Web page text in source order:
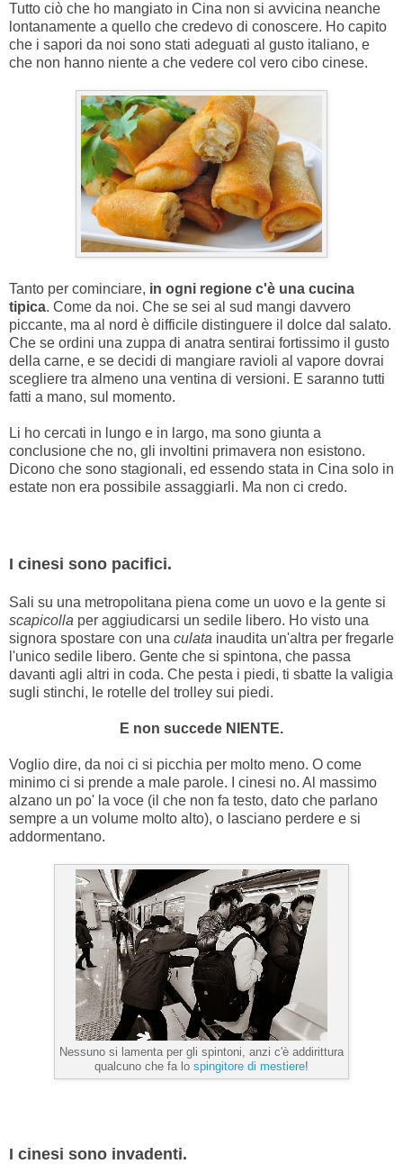
Tutto ciò che ho mangiato in Cina non si avvicina neanche
lontanamente a quello che credevo di conoscere. Ho capito
che i sapori da noi sono stati adeguati al gusto italiano, e
che non hanno niente a che vedere col vero cibo cinese.
Tanto per cominciare, in ogni regione c'è una cucina
tipica. Come da noi. Che se sei al sud mangi davvero
piccante, ma al nord è difficile distinguere il dolce dal salato.
Che se ordini una zuppa di anatra sentirai fortissimo il gusto
della carne, e se decidi di mangiare ravioli al vapore dovrai
scegliere tra almeno una ventina di versioni. E saranno tutti
fatti a mano, sul momento.
Li ho cercati in lungo e in largo, ma sono giunta a
conclusione che no, gli involtini primavera non esistono.
Dicono che sono stagionali, ed essendo stata in Cina solo in
estate non era possibile assaggiarli. Ma non ci credo.
I cinesi sono pacifici.
Sali su una metropolitana piena come un uovo e la gente si
scapicolla per aggiudicarsi un sedile libero. Ho visto una
signora spostare con una culata inaudita un'altra per fregarle
l'unico sedile libero. Gente che si spintona, che passa
davanti agli altri in coda. Che pesta i piedi, ti sbatte la valigia
sugli stinchi, le rotelle del trolley sui piedi.
E non succede NIENTE.
Voglio dire, da noi ci si picchia per molto meno. O come
minimo ci si prende a male parole. I cinesi no. Al massimo
alzano un po' la voce (il che non fa testo, dato che parlano
sempre a un volume molto alto), o lasciano perdere e si
addormentano.
Nessuno si lamenta per gli spintoni, anzi c'è addirittura
qualcuno che fa lo spingitore di mestiere!
I cinesi sono invadenti.